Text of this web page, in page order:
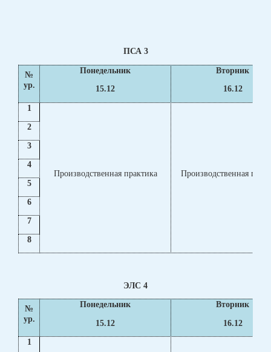
ПСА 3
№
ур.
Понедельник
15.12
Вторник
16.12
1
Производственная практика Производственная
2
3
4
5
6
7
8
ЭЛС 4
№
ур.
Понедельник
15.12
Вторник
16.12
1